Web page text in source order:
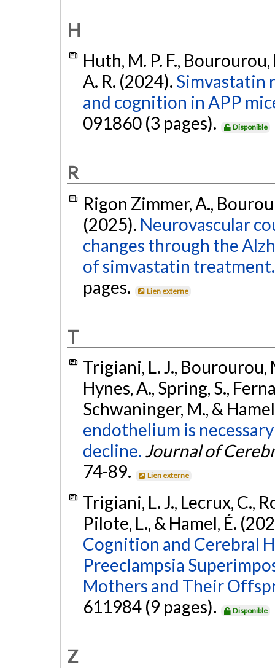
H
Huth, M. P. F., Bourourou,
A. R. (2024). Simvastatin
and cognition in APP
091860 (3 pages).
Disponible
R
Rigon Zimmer, A.,
(2025). Neurovascular
changes through the
of simvastatin treatment.
pages.
Lien externe
T
Trigiani, L. J., Bourourou,
Hynes, A., Spring, S.,
Schwaninger, M., &
endothelium is
decline. Journal of
74-89.
Lien externe
Trigiani, L. J., Lecrux, C.,
Pilote, L., & Hamel, É.
Cognition and Cerebral
Preeclampsia
Mothers and Their
611984 (9 pages).
Disponible
Z